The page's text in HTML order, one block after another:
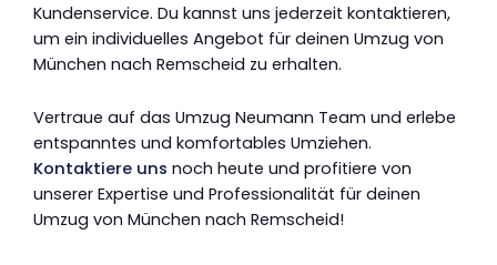
Kundenservice. Du kannst uns jederzeit kontaktieren,
um ein individuelles Angebot für deinen Umzug von
München nach Remscheid zu erhalten.
Vertraue auf das Umzug Neumann Team und erlebe
entspanntes und komfortables Umziehen.
Kontaktiere uns noch heute und profitiere von
unserer Expertise und Professionalität für deinen
Umzug von München nach Remscheid!